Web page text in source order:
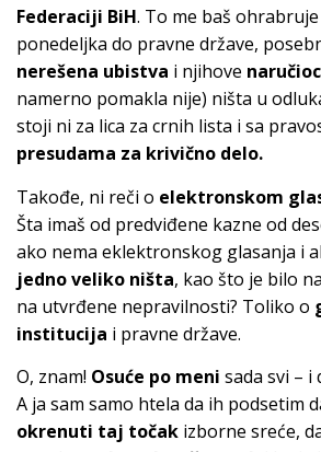
Federaciji BiH. To me baš
ponedeljka do pravne države,
nerešena ubistva i njihove
namerno pomakla nije) ništa u
stoji ni za lica za crnih lista i sa
presudama za krivično delo.
Takođe, ni reči o elektronskom
Šta imaš od predviđene kazne od
ako nema eklektronskog glasanja i
jedno veliko ništa, kao što je bilo
na utvrđene nepravilnosti? Toliko o
institucija i pravne države.
O, znam! Osuće po meni sada svi – i
A ja sam samo htela da ih podsetim
okrenuti taj točak izborne sreće,